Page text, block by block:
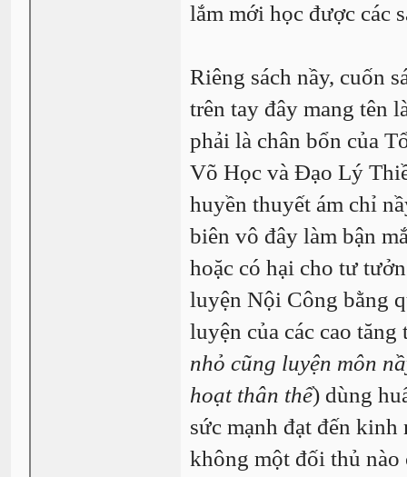
lắm mới học được các
Riêng sách nầy, cuốn
trên tay đây mang tên
phải là chân bổn của
Võ Học và Đạo Lý
huyền thuyết ám chỉ
biên vô đây làm bận
hoặc có hại cho tư
luyện Nội Công bằng
luyện của các cao tăng
nhỏ cũng luyện môn
hoạt thân thể) dùng
sức mạnh đạt đến
không một đối thủ nào